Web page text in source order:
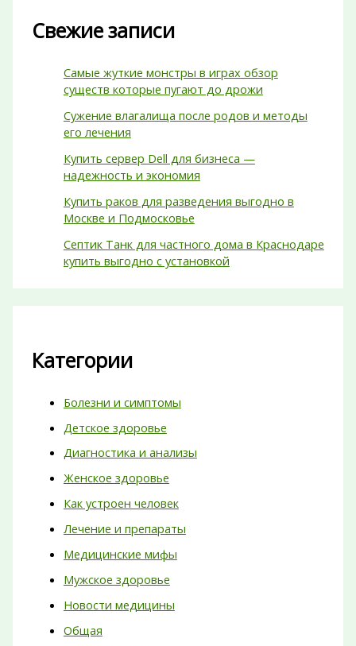
Свежие записи
Самые жуткие монстры в играх обзор
существ которые пугают до дрожи
Сужение влагалища после родов и методы
его лечения
Купить сервер Dell для бизнеса —
надежность и экономия
Купить раков для разведения выгодно в
Москве и Подмосковье
Септик Танк для частного дома в Краснодаре
купить выгодно с установкой
Категории
Болезни и симптомы
Детское здоровье
Диагностика и анализы
Женское здоровье
Как устроен человек
Лечение и препараты
Медицинские мифы
Мужское здоровье
Новости медицины
Общая